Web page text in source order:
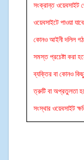
সংক্রান্ত ওয়েবসাইট
ওয়েবসাইটে পাওয়া
কোনও আইনী দলিল
সমস্ত প্রচেষ্টা করা
ব্যক্তির বা কোনও
ত্রুটি বা অপ্রতুলতা
সংস্থার ওয়েবসাইট